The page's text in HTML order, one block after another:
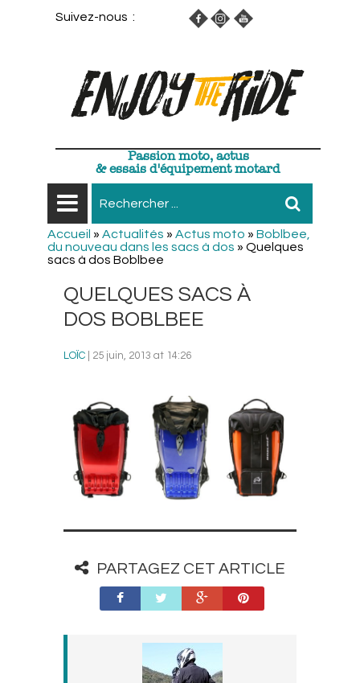
Suivez-nous :
Passion moto, actus
& essais d'équipement motard
Accueil » Actualités » Actus moto » Boblbee,
du nouveau dans les sacs à dos » Quelques
sacs à dos Boblbee
QUELQUES SACS À
DOS BOBLBEE
LOÏC | 25 juin, 2013 at 14:26
PARTAGEZ CET ARTICLE